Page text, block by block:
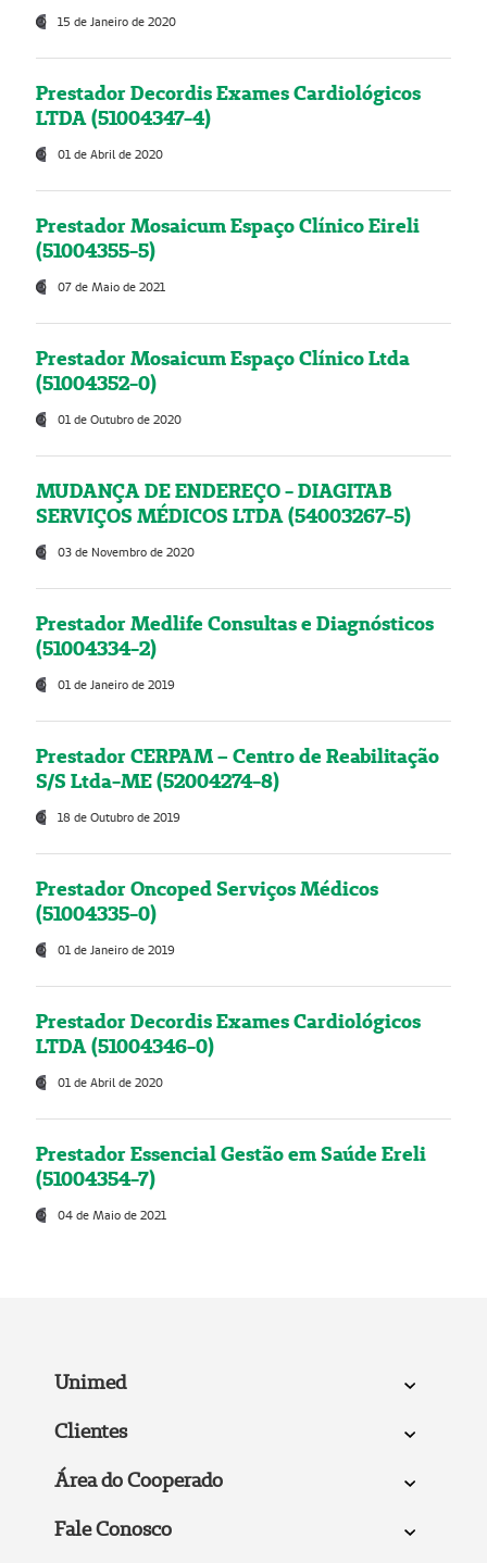
15 de Janeiro de 2020
Prestador Decordis Exames Cardiológicos
LTDA (51004347-4)
01 de Abril de 2020
Prestador Mosaicum Espaço Clínico Eireli
(51004355-5)
07 de Maio de 2021
Prestador Mosaicum Espaço Clínico Ltda
(51004352-0)
01 de Outubro de 2020
MUDANÇA DE ENDEREÇO - DIAGITAB
SERVIÇOS MÉDICOS LTDA (54003267-5)
03 de Novembro de 2020
Prestador Medlife Consultas e Diagnósticos
(51004334-2)
01 de Janeiro de 2019
Prestador CERPAM – Centro de Reabilitação
S/S Ltda-ME (52004274-8)
18 de Outubro de 2019
Prestador Oncoped Serviços Médicos
(51004335-0)
01 de Janeiro de 2019
Prestador Decordis Exames Cardiológicos
LTDA (51004346-0)
01 de Abril de 2020
Prestador Essencial Gestão em Saúde Ereli
(51004354-7)
04 de Maio de 2021
Unimed
Clientes
Área do Cooperado
Fale Conosco